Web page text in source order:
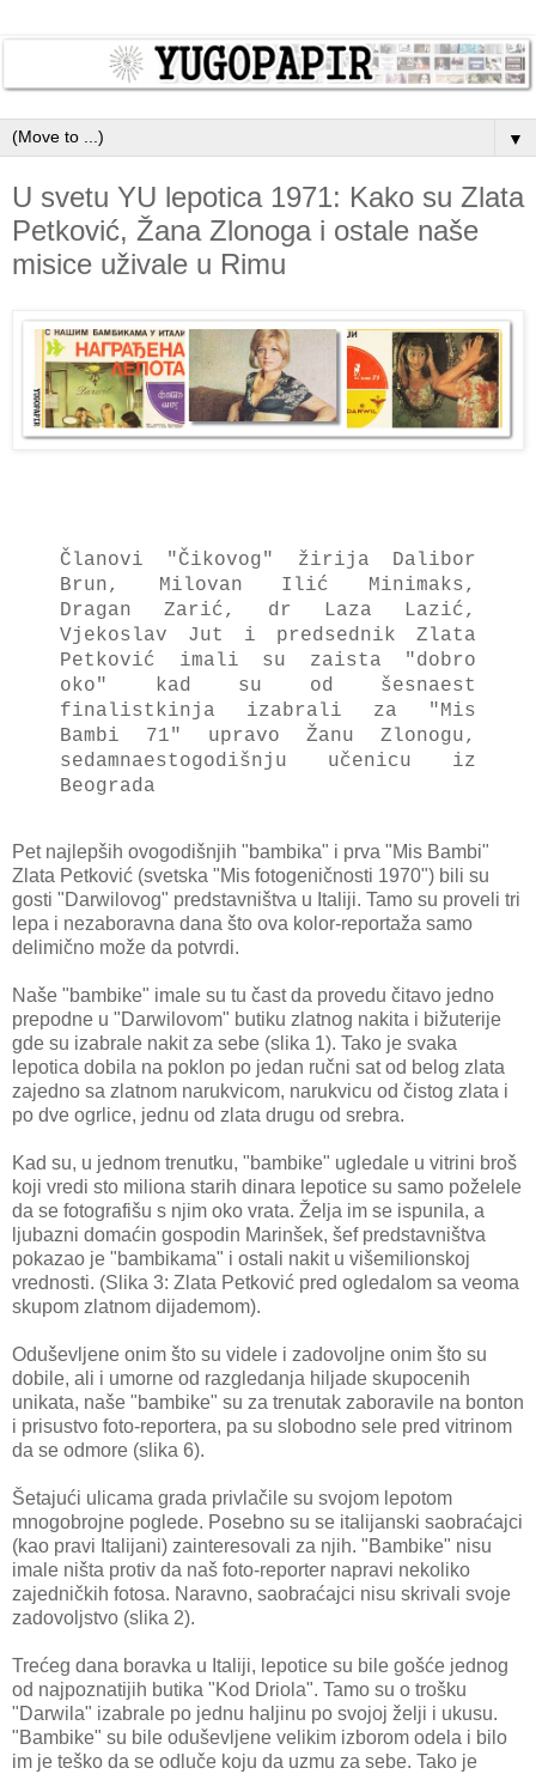
▼
U svetu YU lepotica 1971: Kako su Zlata
Petković, Žana Zlonoga i ostale naše
misice uživale u Rimu
Članovi "Čikovog" žirija Dalibor
Brun, Milovan Ilić Minimaks,
Dragan Zarić, dr Laza Lazić,
Vjekoslav Jut i predsednik Zlata
Petković imali su zaista "dobro
oko" kad su od šesnaest
finalistkinja izabrali za "Mis
Bambi 71" upravo Žanu Zlonogu,
sedamnaestogodišnju učenicu iz
Beograda
Pet najlepših ovogodišnjih "bambika" i prva "Mis Bambi"
Zlata Petković (svetska "Mis fotogeničnosti 1970") bili su
gosti "Darwilovog" predstavništva u Italiji. Tamo su proveli tri
lepa i nezaboravna dana što ova kolor-reportaža samo
delimično može da potvrdi.
Naše "bambike" imale su tu čast da provedu čitavo jedno
prepodne u "Darwilovom" butiku zlatnog nakita i bižuterije
gde su izabrale nakit za sebe (slika 1). Tako je svaka
lepotica dobila na poklon po jedan ručni sat od belog zlata
zajedno sa zlatnom narukvicom, narukvicu od čistog zlata i
po dve ogrlice, jednu od zlata drugu od srebra.
Kad su, u jednom trenutku, "bambike" ugledale u vitrini broš
koji vredi sto miliona starih dinara lepotice su samo poželele
da se fotografišu s njim oko vrata. Želja im se ispunila, a
ljubazni domaćin gospodin Marinšek, šef predstavništva
pokazao je "bambikama" i ostali nakit u višemilionskoj
vrednosti. (Slika 3: Zlata Petković pred ogledalom sa veoma
skupom zlatnom dijademom).
Oduševljene onim što su videle i zadovoljne onim što su
dobile, ali i umorne od razgledanja hiljade skupocenih
unikata, naše "bambike" su za trenutak zaboravile na bonton
i prisustvo foto-reportera, pa su slobodno sele pred vitrinom
da se odmore (slika 6).
Šetajući ulicama grada privlačile su svojom lepotom
mnogobrojne poglede. Posebno su se italijanski saobraćajci
(kao pravi Italijani) zainteresovali za njih. "Bambike" nisu
imale ništa protiv da naš foto-reporter napravi nekoliko
zajedničkih fotosa. Naravno, saobraćajci nisu skrivali svoje
zadovoljstvo (slika 2).
Trećeg dana boravka u Italiji, lepotice su bile gošće jednog
od najpoznatijih butika "Kod Driola". Tamo su o trošku
"Darwila" izabrale po jednu haljinu po svojoj želji i ukusu.
"Bambike" su bile oduševljene velikim izborom odela i bilo
im je teško da se odluče koju da uzmu za sebe. Tako je